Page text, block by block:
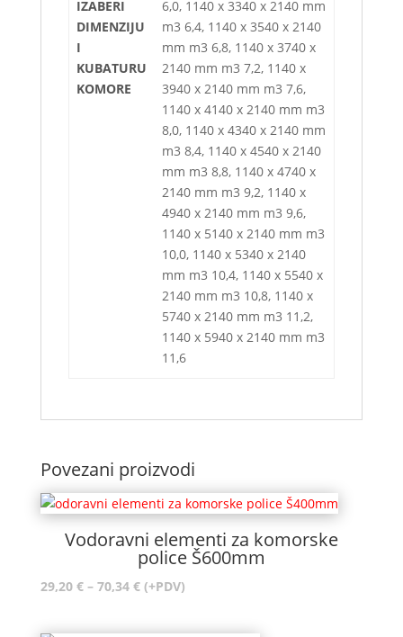
IZABERI
DIMENZIJU
I
KUBATURU
KOMORE
6,0, 1140 x 3340 x 2140 mm
m3 6,4, 1140 x 3540 x 2140
mm m3 6,8, 1140 x 3740 x
2140 mm m3 7,2, 1140 x
3940 x 2140 mm m3 7,6,
1140 x 4140 x 2140 mm m3
8,0, 1140 x 4340 x 2140 mm
m3 8,4, 1140 x 4540 x 2140
mm m3 8,8, 1140 x 4740 x
2140 mm m3 9,2, 1140 x
4940 x 2140 mm m3 9,6,
1140 x 5140 x 2140 mm m3
10,0, 1140 x 5340 x 2140
mm m3 10,4, 1140 x 5540 x
2140 mm m3 10,8, 1140 x
5740 x 2140 mm m3 11,2,
1140 x 5940 x 2140 mm m3
11,6
Povezani proizvodi
Vodoravni elementi za komorske
police Š600mm
29,20 € – 70,34 €Raspon
(+PDV)